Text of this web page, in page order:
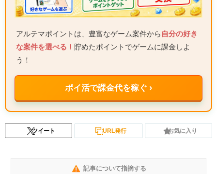
アルテマポイントは、豊富なゲーム案件から 自分の好き
な案件を選べる！ 貯めたポイントでゲームに課金しよ
う！
ポイ活で課金代を稼ぐ ›
ツイート URL発行 お気に入り
記事について指摘する